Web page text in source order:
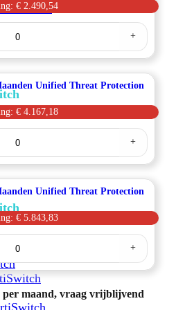
€ 2.490,54
+
Unified Threat Protection
€ 4.167,18
+
Unified Threat Protection
€ 5.843,83
+
per maand, vraag vrijblijvend